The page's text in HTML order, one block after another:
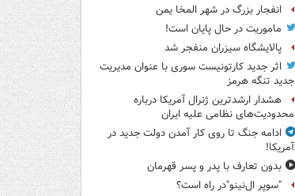
انفجار بزرگ در شهر المخا یمن
ماموریت در حال پایان است!
پالایشگاه سیزران منفجر شد
اثر جدید کارتونیست سوری با عنوان مدیریت
جدید تنگه هرمز
هشدار ارشدترین ژنرال آمریکا درباره
محدودیت‌های نظامی علیه ایران
ادامه جنگ تا روی کار آمدن دولت جدید در
آمریکا!
بدون تعارف با پدر و پسر قهرمان
"سوپر ال‌نینو"در راه است؟